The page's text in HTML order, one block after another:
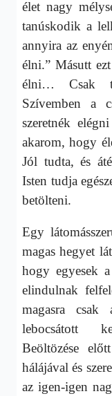
élet nagy
tanúskodik a
annyira az
élni.” Másutt
élni… Csak
Szívemben a
szeretnék
akarom, hogy
Jól tudta, és
Isten tudja
betölteni.
Egy
magas hegyet
hogy egyesek
elindulnak
magasra
lebocsátott
Beöltözése
hálájával és
az igen-igen